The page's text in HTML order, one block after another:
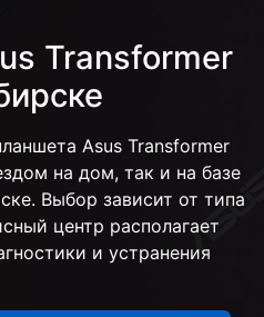
Transformer
Asus Transformer
на дом, так и на базе
Выбор зависит от типа
центр располагает
и устранения